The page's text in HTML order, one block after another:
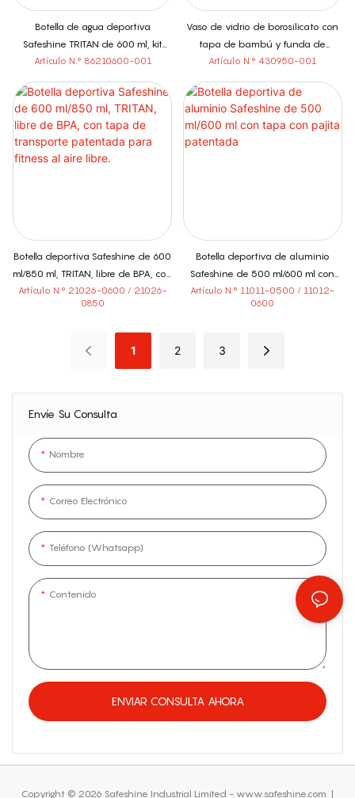
Envíe Su Consulta
Nombre
Correo Electrónico
Teléfono (whatsapp)
Contenido
ENVIAR CONSULTA AHORA
Botella de agua deportiva
Safeshine TRITAN de 600 ml, kit
para acampar al aire libre con
Artículo N.° 86210600-001
Vaso de vidrio de borosilicato con
tapa de bambú y funda de
silicona Safeshine de 950 ml
Artículo N.° 430950-001
Botella deportiva Safeshine de 600
ml/850 ml, TRITAN, libre de BPA, con
tapa de transporte patentada
para fitness al aire libre.
Artículo N.° 21026-0600 / 21026-
0850
Botella deportiva de aluminio
Safeshine de 500 ml/600 ml con
tapa con pajita patentada
Artículo N.° 11011-0500 / 11012-
0600
1 2 3
Copyright © 2026 Safeshine Industrial Limited - www.safeshine.com |